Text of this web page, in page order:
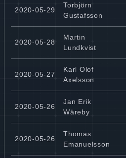
2020-05-29
Torbjörn
Gustafsson
2020-05-28
Martin
Lundkvist
2020-05-27
Karl Olof
Axelsson
2020-05-26
Jan Erik
Wäreby
2020-05-26
Thomas
Emanuelsson